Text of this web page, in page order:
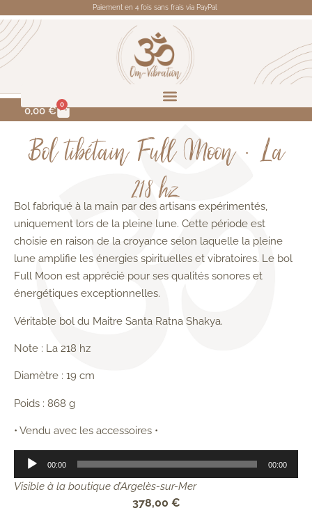
Paiement en 4 fois sans frais via PayPal
0,00€ 0
Bol tibétain Full Moon • La
218 hz
Bol fabriqué à la main par des artisans expérimentés,
uniquement lors de la pleine lune. Cette période est
choisie en raison de la croyance selon laquelle la pleine
lune amplifie les énergies spirituelles et vibratoires. Le bol
Full Moon est apprécié pour ses qualités sonores et
énergétiques exceptionnelles.
Véritable bol du Maitre Santa Ratna Shakya.
Note : La 218 hz
Diamètre : 19 cm
Poids : 868 g
• Vendu avec les accessoires •
Lecteur
audio
00:00 00:00
Visible à la boutique d’Argelès-sur-Mer
378,00 €